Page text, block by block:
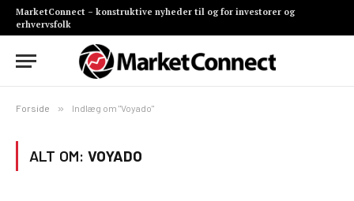
MarketConnect – konstruktive nyheder til og for investorer og
erhvervsfolk
Forside » Indlæg om "Voyado"
ALT OM: VOYADO